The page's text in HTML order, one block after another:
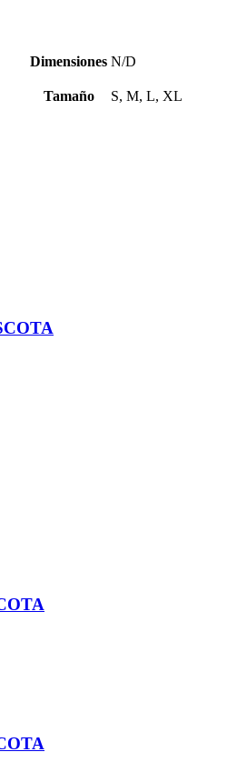
Dimensiones N/D
Tamaño S, M, L, XL